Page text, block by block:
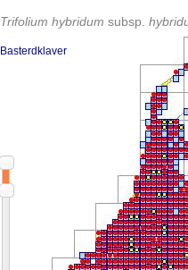
Trifolium hybridum subsp.
Basterdklaver